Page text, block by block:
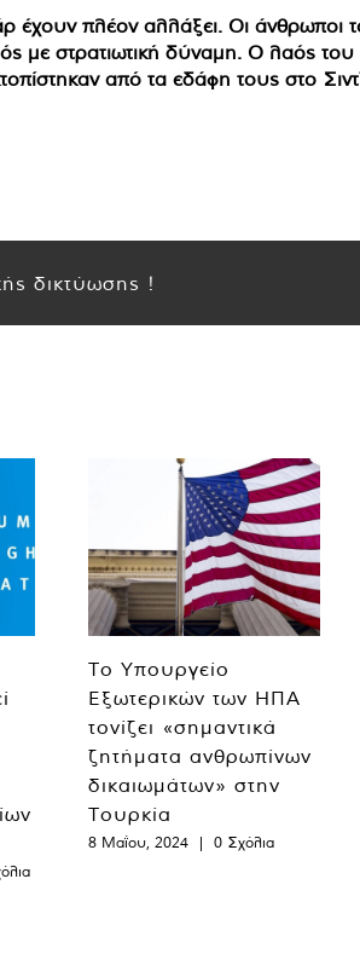
έχουν πλέον αλλάξει. Οι
με στρατιωτική δύναμη. Ο λαός
από τα εδάφη τους στο
δικτύωσης !
Το Υπουργείο
Εξωτερικών των ΗΠΑ
τονίζει «σημαντικά
ζητήματα ανθρωπίνων
δικαιωμάτων» στην
Τουρκία
8 Μαΐου, 2024 | 0 Σχόλια